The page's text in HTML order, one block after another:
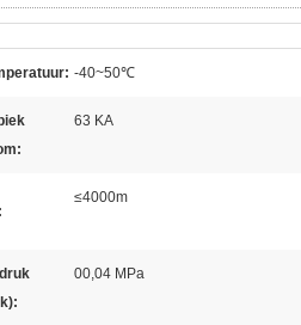
-40~50℃
63 KA
≤4000m
00,04 MPa